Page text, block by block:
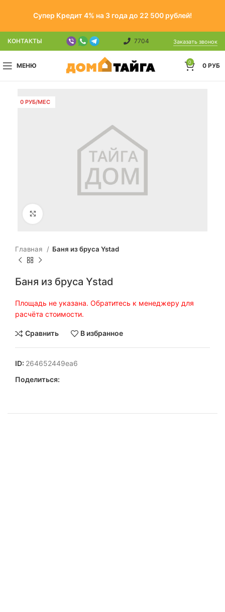
Супер Кредит 4% на 3 года до 22 500 рублей!
КОНТАКТЫ 7704 Заказать звонок
МЕНЮ 0 0 РУБ
0 РУБ/МЕС
Главная Баня из бруса Ystad
Баня из бруса Ystad
Площадь не указана. Обратитесь к менеджеру для
расчёта стоимости.
Сравнить В избранное
ID: 264652449ea6
Поделиться: